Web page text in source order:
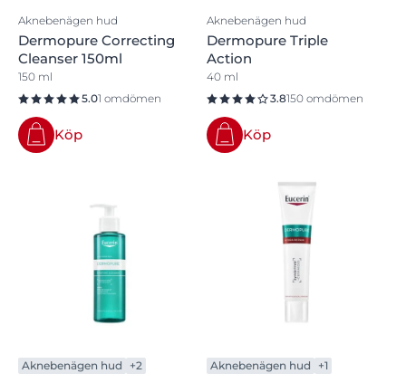
Aknebenägen hud
Dermopure Correcting
Cleanser 150ml
150 ml
5.01 omdömen
Köp
Aknebenägen hud
Dermopure Triple
Action
40 ml
3.8150 omdömen
Köp
Aknebenägen hud +2 Aknebenägen hud +1